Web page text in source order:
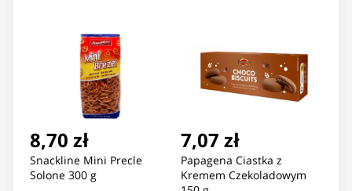
8,70 zł
Snackline Mini Precle
Solone 300 g
7,07 zł
Papagena Ciastka z
Kremem Czekoladowym